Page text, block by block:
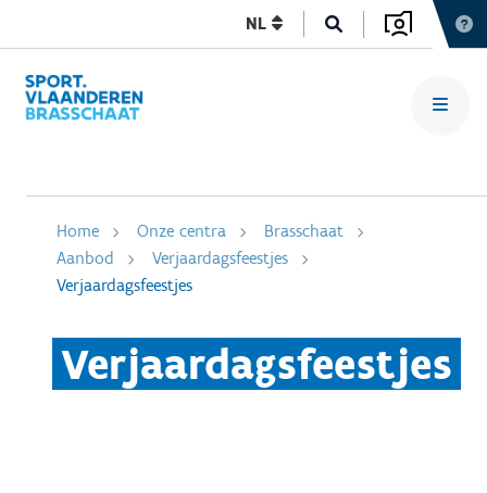
NL
Home Onze centra
Brasschaat
Aanbod
Verjaardagsfeestjes
Verjaardagsfeestjes
Verjaardagsfeestjes